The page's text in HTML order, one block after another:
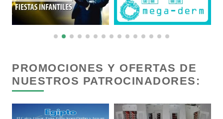
Centros Comerciales
Centros de Nutrición
PROMOCIONES Y OFERTAS DE
NUESTROS PATROCINADORES: